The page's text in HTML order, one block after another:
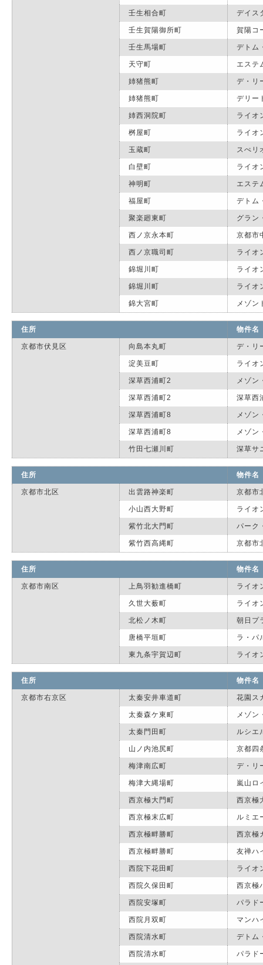
壬生相合町 デイス
壬生賀陽御所町 賀陽コ
壬生馬場町 デトム
天守町 エステ
姉猪熊町 デ・リ
姉猪熊町 デリー
姉西洞院町 ライオ
桝屋町 ライオ
玉蔵町 スぺリ
白壁町 ライオ
神明町 エステ
福屋町 デトム
聚楽廻東町 グラン
西ノ京永本町 京都市
西ノ京職司町 ライオ
錦堀川町 ライオ
錦堀川町 ライオ
錦大宮町 メゾン
住所 物件名
京都市伏見区 向島本丸町 デ・リ
淀美豆町 ライオ
深草西浦町2 メゾン
深草西浦町2 深草西
深草西浦町8 メゾン
深草西浦町8 メゾン
竹田七瀬川町 深草サ
住所 物件名
京都市北区 出雲路神楽町 京都市
小山西大野町 ライオ
紫竹北大門町 パーク
紫竹西高縄町 京都市
住所 物件名
京都市南区 上鳥羽勧進橋町 ライオ
久世大薮町 ライオ
北松ノ木町 朝日プ
唐橋平垣町 ラ・パ
東九条宇賀辺町 ライオ
住所 物件名
京都市右京区 太秦安井車道町 花園ス
太秦森ケ東町 メゾン
太秦門田町 ルシエ
山ノ内池尻町 京都四
梅津南広町 デ・リ
梅津大縄場町 嵐山ロ
西京極大門町 西京極
西京極末広町 ルミエ
西京極畔勝町 西京極
西京極畔勝町 友禅ハ
西院下花田町 ライオ
西院久保田町 西京極
西院安塚町 パラド
西院月双町 マンハ
西院清水町 デトム
西院清水町 パラド